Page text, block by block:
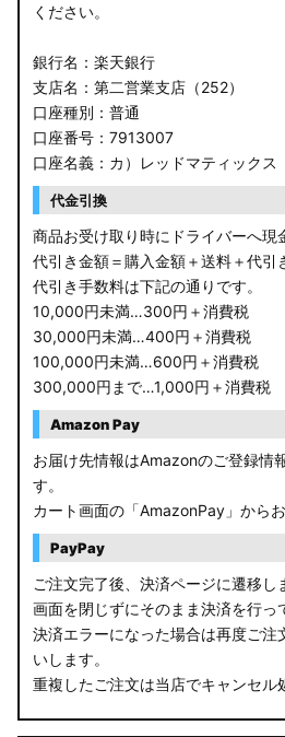
ください。
銀行名：楽天銀行
支店名：第二営業支店（252）
口座種別：普通
口座番号：7913007
口座名義：カ）レッドマティックス
代金引換
商品お受け取り時にドライバーへ現
代引き金額＝購入金額＋送料＋代引
代引き手数料は下記の通りです。
10,000円未満…300円＋消費税
30,000円未満…400円＋消費税
100,000円未満…600円＋消費税
300,000円まで…1,000円＋消費税
Amazon Pay
お届け先情報はAmazonのご登録情
す。
カート画面の「AmazonPay」からお
PayPay
ご注文完了後、決済ページに遷移し
画面を閉じずにそのまま決済を行っ
決済エラーになった場合は再度ご注
いします。
重複したご注文は当店でキャンセル